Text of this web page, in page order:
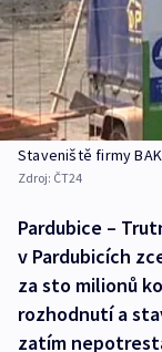
Staveniště firmy BAK
Zdroj: ČT24
Pardubice –
v Pardubicích
za sto milionů
rozhodnutí a
zatím